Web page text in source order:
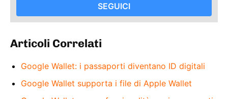
SEGUICI
Articoli Correlati
Google Wallet: i passaporti diventano ID digitali
Google Wallet supporta i file di Apple Wallet